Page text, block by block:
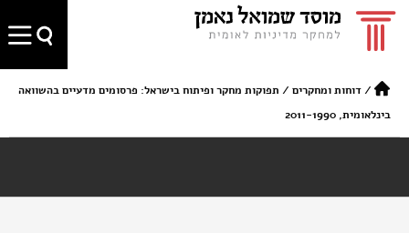
/דוחות ומחקרים / תפוקות מחקר ופיתוח בישראל: פרסומים מדעיים בהשוואה
בינלאומית, 2011-1990